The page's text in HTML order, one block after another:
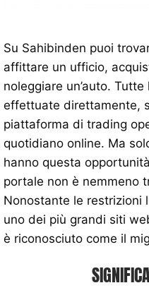
Su Sahibinden puoi
affittare un ufficio,
noleggiare un’auto.
effettuate direttamente,
piattaforma di trading
quotidiano online. Ma
hanno questa
portale non è nemmeno
Nonostante le restrizioni
uno dei più grandi siti
è riconosciuto come il